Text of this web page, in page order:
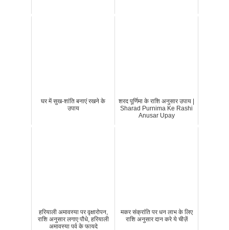
घर में सुख-शांति बनाएं रखने के
उपाय
शरद पूर्णिमा के राशि अनुसार उपाय |
Sharad Purnima Ke Rashi
Anusar Upay
हरियाली अमावस्या पर वृक्षारोपन,
राशि अनुसार लगाए पौधे, हरियाली
अमावस्या पर्व के फायदे
मकर संक्रांति पर धन लाभ के लिए
राशि अनुसार दान करे ये चीज़ें